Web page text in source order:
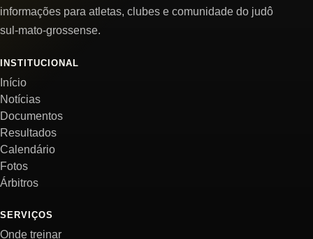
informações para atletas, clubes e comunidade do judô
sul-mato-grossense.
INSTITUCIONAL
Início
Notícias
Documentos
Resultados
Calendário
Fotos
Árbitros
SERVIÇOS
Onde treinar